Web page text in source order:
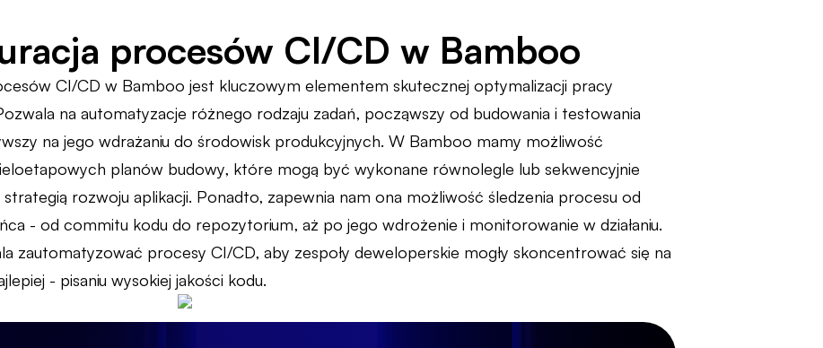
procesów CI/CD w Bamboo
CI/CD w Bamboo jest kluczowym elementem skutecznej optymalizacji pracy
na automatyzacje różnego rodzaju zadań, począwszy od budowania i testowania
na jego wdrażaniu do środowisk produkcyjnych. W Bamboo mamy możliwość
planów budowy, które mogą być wykonane równolegle lub sekwencyjnie
strategią rozwoju aplikacji. Ponadto, zapewnia nam ona możliwość śledzenia procesu od
- od commitu kodu do repozytorium, aż po jego wdrożenie i monitorowanie w działaniu.
zautomatyzować procesy CI/CD, aby zespoły deweloperskie mogły skoncentrować się na
- pisaniu wysokiej jakości kodu.